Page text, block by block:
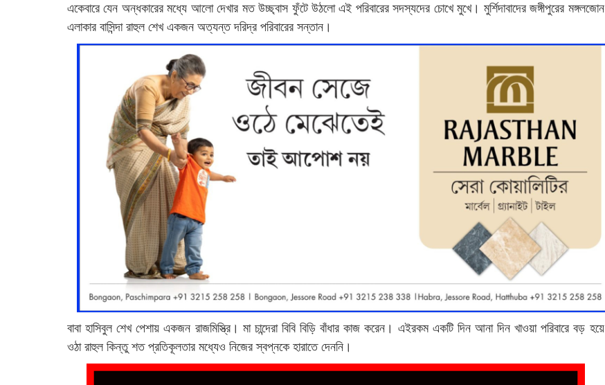
একেবারে যেন অন্ধকারের মধ্যে আলো দেখার মত উচ্ছ্বাস ফুঁটে উঠলো এই পরিবারের সদস্যদের চোখে মুখে। মুর্শিদাবাদের জঙ্গীপুরের মঙ্গলজোন
এলাকার বাসিন্দা রাহুল শেখ একজন অত্যন্ত দরিদ্র পরিবারের সন্তান।
বাবা হাসিবুল শেখ পেশায় একজন রাজমিস্ত্রি। মা চান্দেরা বিবি বিড়ি বাঁধার কাজ করেন। এইরকম একটি দিন আনা দিন খাওয়া পরিবারে বড় হয়ে
ওঠা রাহুল কিন্তু শত প্রতিকূলতার মধ্যেও নিজের স্বপ্নকে হারাতে দেননি।